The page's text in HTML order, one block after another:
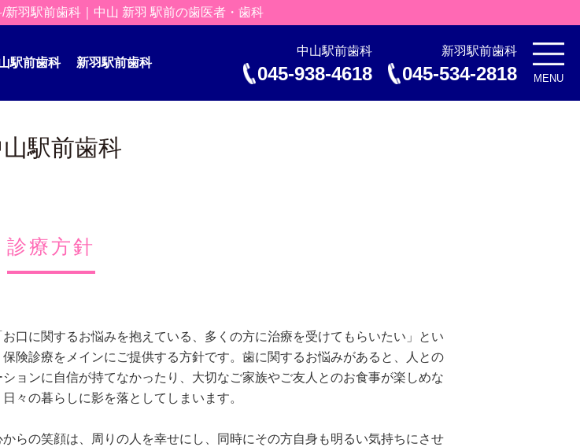
羽駅前歯科｜中山 新羽 駅前の歯医者・歯科
駅前歯科 新羽駅前歯科
中山駅前歯科
045-938-4618
新羽駅前歯科
045-534-2818 MENU
駅前歯科
診療方針
口に関するお悩みを抱えている、多くの方に治療を受けてもらいたい」とい
保険診療をメインにご提供する方針です。歯に関するお悩みがあると、人との
ションに自信が持てなかったり、大切なご家族やご友人とのお食事が楽しめな
々の暮らしに影を落としてしまいます。
からの笑顔は、周りの人を幸せにし、同時にその方自身も明るい気持ちにさせ